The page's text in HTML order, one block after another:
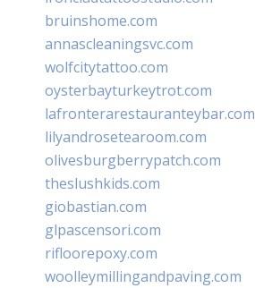
bruinshome.com
annascleaningsvc.com
wolfcitytattoo.com
oysterbayturkeytrot.com
lafronterarestauranteybar.com
lilyandrosetearoom.com
olivesburgberrypatch.com
theslushkids.com
giobastian.com
glpascensori.com
rifloorepoxy.com
woolleymillingandpaving.com